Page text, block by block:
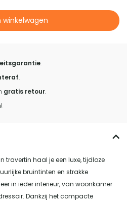
winkelwagen
.
.
gratis retour.
!
travertin haal je een luxe, tijdloze
bruintinten en strakke
in ieder interieur, van woonkamer
Dankzij het compacte